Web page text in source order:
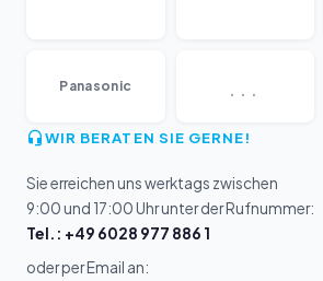
Panasonic
WIR BERATEN SIE GERNE!
Sie erreichen uns werktags zwischen
9:00 und 17:00 Uhr unter der Rufnummer:
Tel.: +49 6028 977 886 1
oder per Email an: